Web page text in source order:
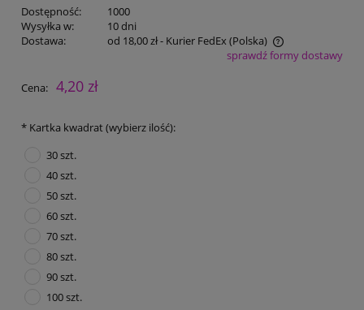
Dostępność:
1000
Wysyłka w:
10 dni
Dostawa:
od 18,00 zł- Kurier FedEx(Polska)
Cena nie zawiera ewentualnych kosztów płatnościsprawdź formy dostawy
Cena: 4,20 zł
* Kartka kwadrat (wybierz ilość):
30 szt.
40 szt.
50 szt.
60 szt.
70 szt.
80 szt.
90 szt.
100 szt.